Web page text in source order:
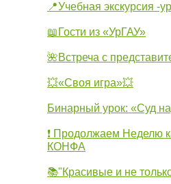
📍Учебная экскурсия -
📖Гости из «УрГАУ»
🌺Встреча с
💥«Своя игра»💥
Бинарный урок: «Суд
❗ Продолжаем Неделю
КОНФА
📚"Красивые и не